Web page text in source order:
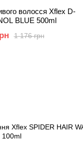
волосся Xflex D-
BLUE 500ml
1 176 грн